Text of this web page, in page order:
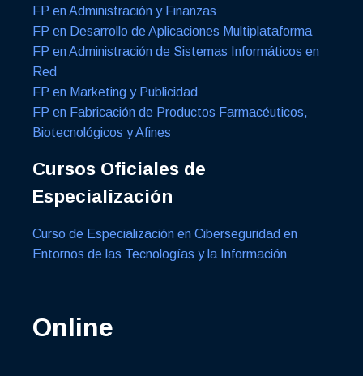
FP en Administración y Finanzas
FP en Desarrollo de Aplicaciones Multiplataforma
FP en Administración de Sistemas Informáticos en
Red
FP en Marketing y Publicidad
FP en Fabricación de Productos Farmacéuticos,
Biotecnológicos y Afines
Cursos Oficiales de
Especialización
Curso de Especialización en Ciberseguridad en
Entornos de las Tecnologías y la Información
Online